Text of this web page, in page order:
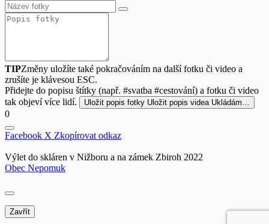
TIPZměny uložíte také pokračováním na další fotku či video a
zrušíte je klávesou ESC.
Přidejte do popisu štítky (např. #svatba #cestování) a fotku či video
tak objeví více lidí.
Uložit popis fotky Uložit popis videa Ukládám…
0
Facebook X Zkopírovat odkaz
Výlet do skláren v Nižboru a na zámek Zbiroh 2022
Obec Nepomuk
Zavřít